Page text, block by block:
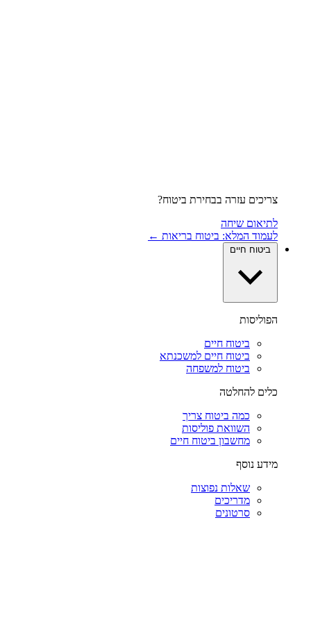
צריכים עזרה בבחירת ביטוח?
לתיאום שיחה
לעמוד המלא: ביטוח בריאות ←
ביטוח חיים
הפוליסות
ביטוח חיים
ביטוח חיים למשכנתא
ביטוח למשפחה
כלים להחלטה
כמה ביטוח צריך
השוואת פוליסות
מחשבון ביטוח חיים
מידע נוסף
שאלות נפוצות
מדריכים
סרטונים